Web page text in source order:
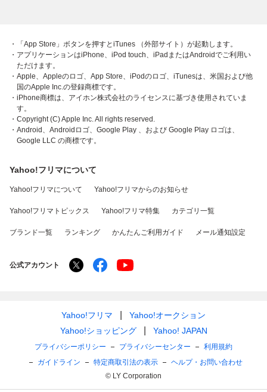
・「App Store」ボタンを押すとiTunes （外部サイト）が起動します。
・アプリケーションはiPhone、iPod touch、iPadまたはAndroidでご利用い
ただけます。
・Apple、Appleのロゴ、App Store、iPodのロゴ、iTunesは、米国および他
国のApple Inc.の登録商標です。
・iPhone商標は、アイホン株式会社のライセンスに基づき使用されていま
す。
・Copyright (C) Apple Inc. All rights reserved.
・Android、Androidロゴ、Google Play 、および Google Play ロゴは、
Google LLC の商標です。
Yahoo!フリマについて
Yahoo!フリマについて Yahoo!フリマからのお知らせ
Yahoo!フリマトピックス Yahoo!フリマ特集 カテゴリ一覧
ブランド一覧 ランキング かんたんご利用ガイド メール通知設定
公式アカウント
Yahoo!フリマ
Yahoo!オークション
Yahoo!ショッピング
Yahoo! JAPAN
プライバシーポリシー プライバシーセンター
利用規約
ガイドライン
特定商取引法の表示
ヘルプ・お問い合わせ
© LY Corporation